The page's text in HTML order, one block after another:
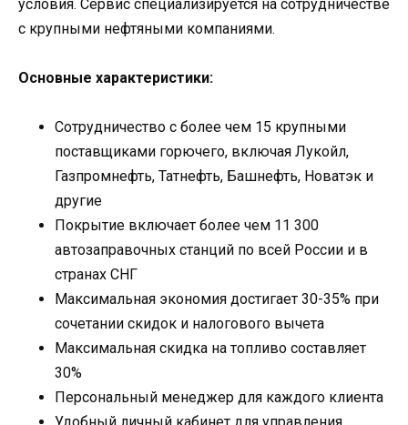
условия. Сервис специализируется на сотрудничестве
с крупными нефтяными компаниями.
Основные характеристики:
Сотрудничество с более чем 15 крупными
поставщиками горючего, включая Лукойл,
Газпромнефть, Татнефть, Башнефть, Новатэк и
другие
Покрытие включает более чем 11 300
автозаправочных станций по всей России и в
странах СНГ
Максимальная экономия достигает 30-35% при
сочетании скидок и налогового вычета
Максимальная скидка на топливо составляет
30%
Персональный менеджер для каждого клиента